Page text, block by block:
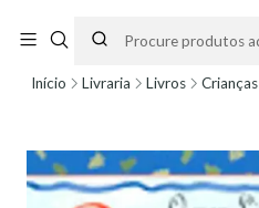
partir do dia 11 de Agosto, às 10H.
Início Livraria Livros Crianças